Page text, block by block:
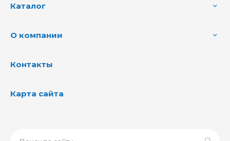
Каталог
О компании
Контакты
Карта сайта